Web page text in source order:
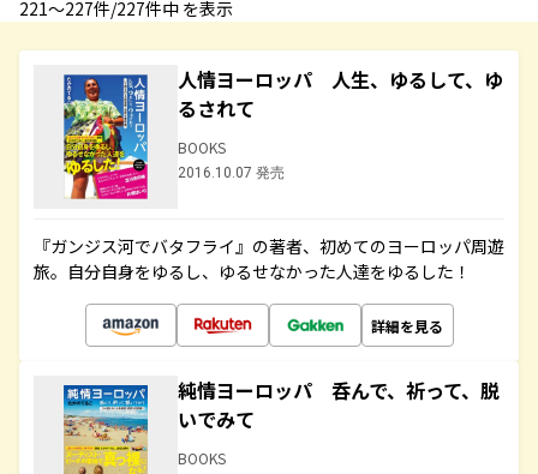
221〜227件/227件中 を表示
人情ヨーロッパ 人生、ゆるして、ゆ
るされて
BOOKS
2016.10.07 発売
『ガンジス河でバタフライ』の著者、初めてのヨーロッパ周遊
旅。自分自身をゆるし、ゆるせなかった人達をゆるした！
詳細を見る
純情ヨーロッパ 呑んで、祈って、脱
いでみて
BOOKS